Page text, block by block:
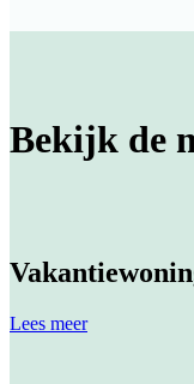
Bekijk de
Lees meer